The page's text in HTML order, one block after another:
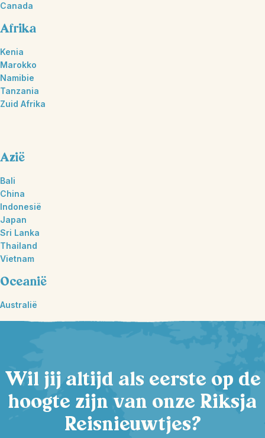
Canada
Afrika
Kenia
Marokko
Namibie
Tanzania
Zuid Afrika
Azië
Bali
China
Indonesië
Japan
Sri Lanka
Thailand
Vietnam
Oceanië
Australië
Wil jij altijd als eerste op de
hoogte zijn van onze Riksja
Reisnieuwtjes?